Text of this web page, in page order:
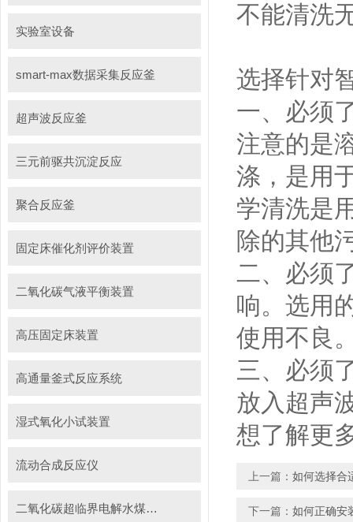
实验室设备
smart-max数据采集反应釜
超声波反应釜
三元前驱共沉淀反应
聚合反应釜
固定床催化剂评价装置
二氧化碳气液平衡装置
高压固定床装置
高通量釜式反应系统
湿式氧化小试装置
流动合成反应仪
二氧化碳超临界电解水煤浆制甲烷装置
不能清洗
选择针对
一、必须
注意的是
涤，是用
学清洗是
除的其他
二、必须
响。选用
使用不良
三、必须
放入超声
想了解更
上一篇： 如何选择合
下一篇： 如何正确安